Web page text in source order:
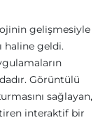
gelişmesiyle
haline geldi.
Görüntülü
sağlayan,
interaktif bir